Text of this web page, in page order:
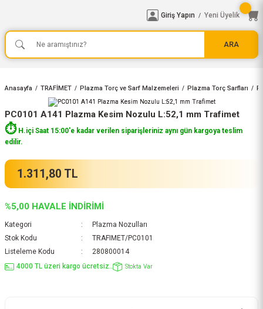
ARA
Giriş Yapın / Yeni Üyelik
Anasayfa TRAFİMET Plazma Torç ve Sarf Malzemeleri Plazma Torç Sarfları
PC0101 A141 Plazma Kesim Nozulu L:52,1 mm Trafimet
⏱️H.içi Saat 15:00'e kadar verilen siparişleriniz aynı gün kargoya teslim
edilir.
1.311,80 TL
%5,00 HAVALE İNDİRİMİ
Kategori
Plazma Nozulları
Stok Kodu
TRAFIMET/PC0101
Listeleme Kodu
280800014
4000 TL üzeri kargo ücretsiz..
Stokta Var